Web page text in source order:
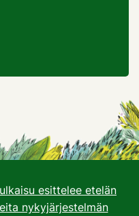
esittelee etelän
nykyjärjestelmän